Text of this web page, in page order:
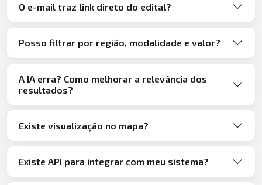
O e-mail traz link direto do edital?
Posso filtrar por região, modalidade e valor?
A IA erra? Como melhorar a relevância dos
resultados?
Existe visualização no mapa?
Existe API para integrar com meu sistema?